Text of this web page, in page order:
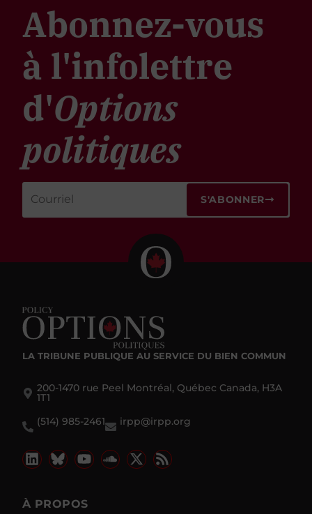
Abonnez-vous
à l'infolettre
d'Options
politiques
S'ABONNER
LA TRIBUNE PUBLIQUE AU SERVICE DU BIEN COMMUN
200-1470 rue Peel Montréal, Québec Canada, H3A
1T1
(514) 985-2461
irpp@irpp.org
À PROPOS